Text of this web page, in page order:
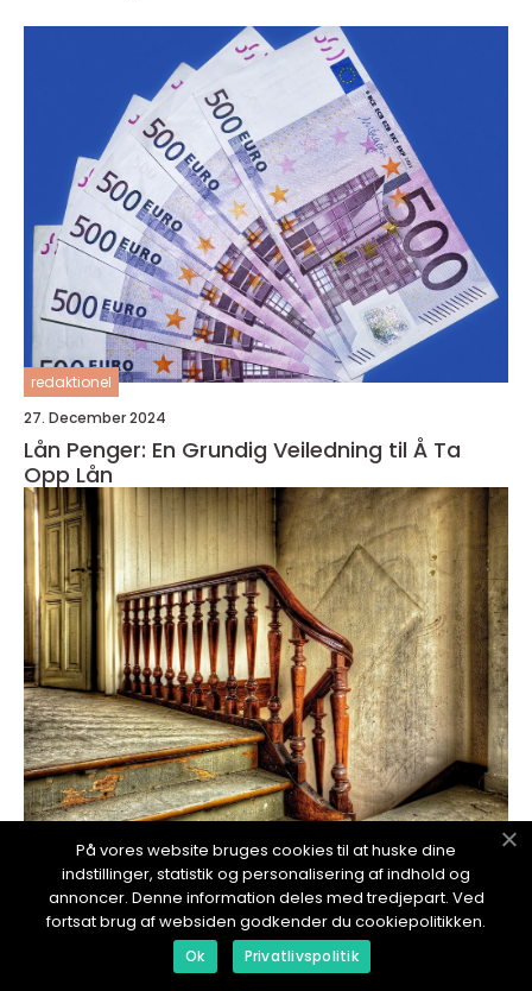
redaktionel
27. December 2024
Lån Penger: En Grundig Veiledning til Å Ta
Opp Lån
redaktionel
18. January 2024
Hvor lang tid tar det å bygge hus
På vores website bruges cookies til at huske dine
indstillinger, statistik og personalisering af indhold og
annoncer. Denne information deles med tredjepart. Ved
fortsat brug af websiden godkender du cookiepolitikken.
Ok Privatlivspolitik